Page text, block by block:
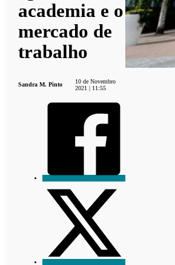
academia e o
mercado de
trabalho
Sandra M. Pinto
10 de Novembro
2021 | 11:55